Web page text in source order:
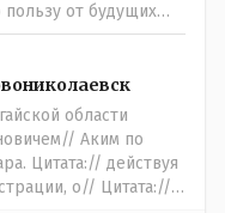
от будущих
овцы хоть
платила бы не со
денег.- думаю
области
Аким по
Цитата:// действуя
о// Цитата://